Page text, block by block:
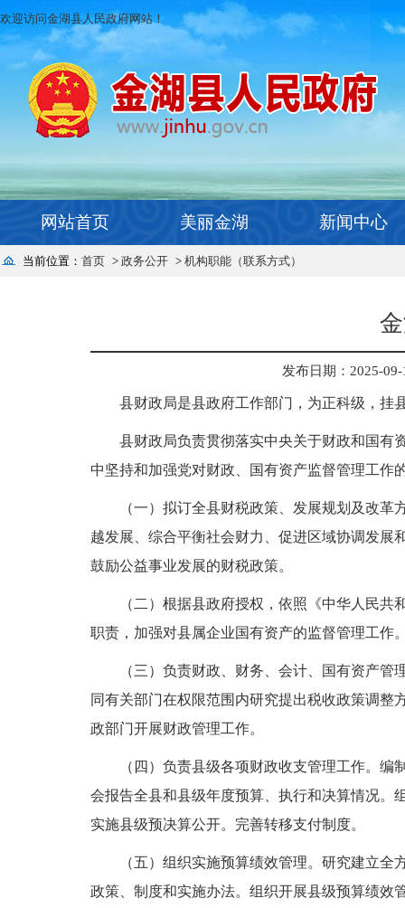
欢迎访问金湖县人民政府网站！
网站首页 美丽金湖 新闻中心
当前位置： 首页 > 政务公开 > 机构职能（联系方式）
发布日期：2025-
县财政局是县政府工作部门，为正科级，挂
县财政局负责贯彻落实中央关于财政和国有
中坚持和加强党对财政、国有资产监督管理工作
（一）拟订全县财税政策、发展规划及改
越发展、综合平衡社会财力、促进区域协调发展
鼓励公益事业发展的财税政策。
（二）根据县政府授权，依照《中华人民
职责，加强对县属企业国有资产的监督管理工作
（三）负责财政、财务、会计、国有资产
同有关部门在权限范围内研究提出税收政策调
政部门开展财政管理工作。
（四）负责县级各项财政收支管理工作。
会报告全县和县级年度预算、执行和决算情况。
实施县级预决算公开。完善转移支付制度。
（五）组织实施预算绩效管理。研究建立
政策、制度和实施办法。组织开展县级预算绩效